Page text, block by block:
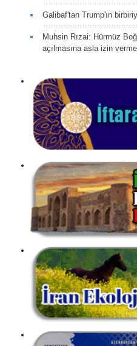
Galibaf'tan Trump'ın
Muhsin Rızai: Hürmüz
açılmasına asla izin